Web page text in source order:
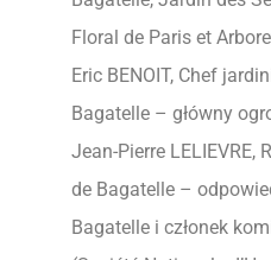
Floral de Paris et
Eric BENOIT, Chef
Bagatelle – główny
Jean-Pierre LELIEVRE,
de Bagatelle –
Bagatelle i członek